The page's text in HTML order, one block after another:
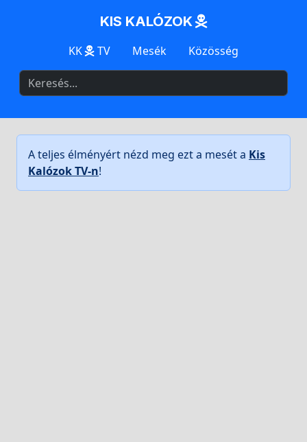
KIS KALÓZOK
KK TV Mesék Közösség
A teljes élményért nézd meg ezt a mesét a Kis
Kalózok TV-n!